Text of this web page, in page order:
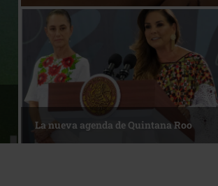
La nueva agenda de Quintana Roo